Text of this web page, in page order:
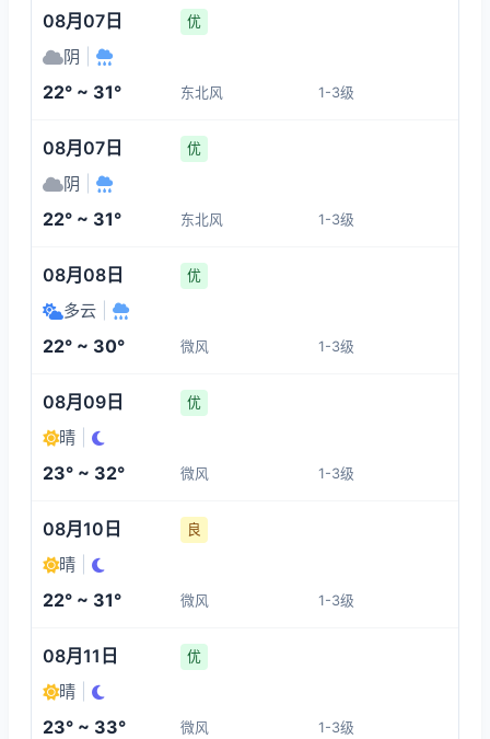
28°
3-4
05:00
22°
1-3
23:00 01:00
24°
1-3 1-3
09:00
25°
10:00
1-3
08月07日 优
阴
22° ~ 31° 东北风 1-3级
08月07日 优
阴
22° ~ 31° 东北风 1-3级
08月08日 优
多云
22° ~ 30° 微风 1-3级
08月09日 优
晴
23° ~ 32° 微风 1-3级
08月10日 良
晴
22° ~ 31° 微风 1-3级
08月11日 优
晴
23° ~ 33° 微风 1-3级